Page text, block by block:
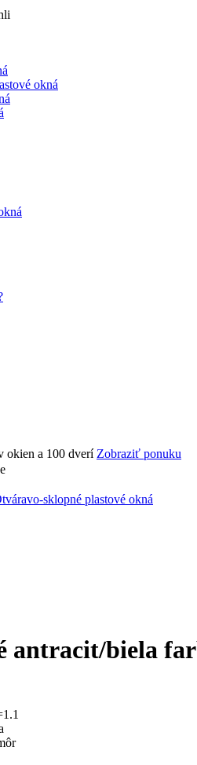
okná
okien a 100 dverí Zobraziť ponuku
sklopné plastové okná
antracit/biela